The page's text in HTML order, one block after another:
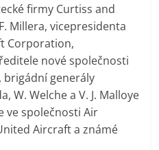
firmy Curtiss and
Millera, vicepresidenta
Corporation,
nové společnosti
brigádní generály
W. Welche a V. J. Malloye
ve společnosti Air
Aircraft a známé